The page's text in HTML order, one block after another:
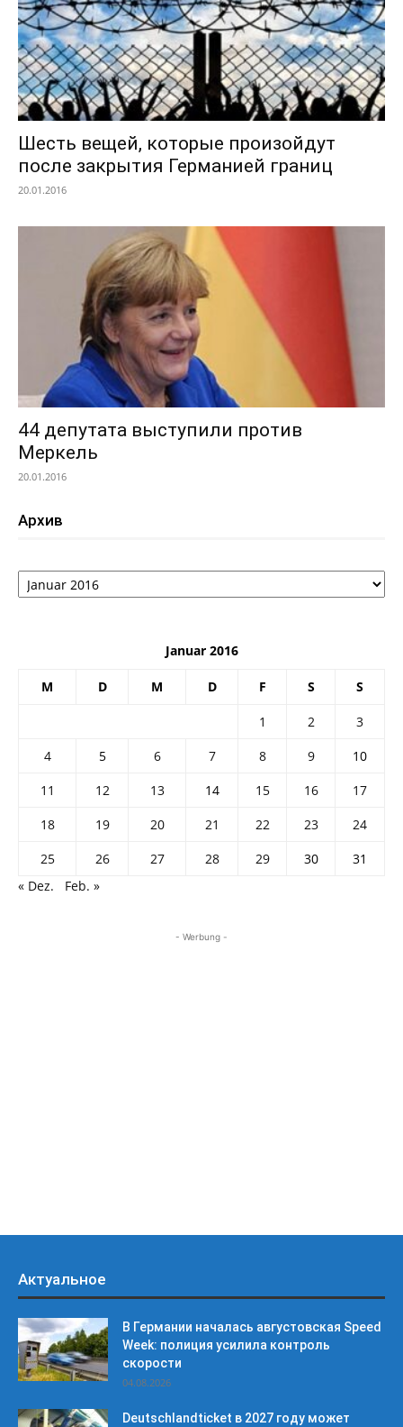
Шесть вещей, которые произойдут
после закрытия Германией границ
20.01.2016
44 депутата выступили против
Меркель
20.01.2016
Архив
Архив
Januar 2016
M D M D F S S
1 2
3
4
5 6 7 8 9
10
11
12 13 14 15 16
17
18
19 20 21 22 23
24
25
26 27 28 29 30
31
« Dez.
Feb. »
- Werbung -
Актуальное
В Германии началась августовская Speed
Week: полиция усилила контроль
скорости
04.08.2026
Deutschlandticket в 2027 году может